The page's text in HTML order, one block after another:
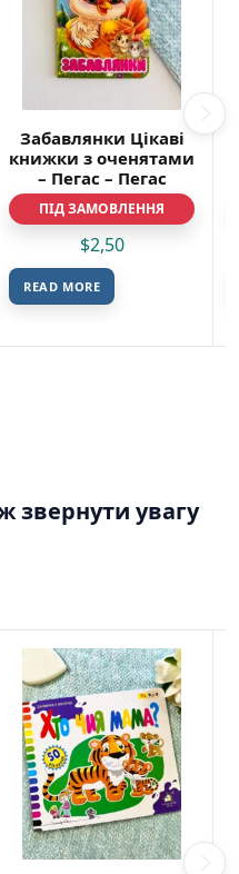
Забавлянки Цікаві
книжки з оченятами
– Пегас – Пегас
ПІД ЗАМОВЛЕННЯ
$2,50
READ MORE
звернути увагу